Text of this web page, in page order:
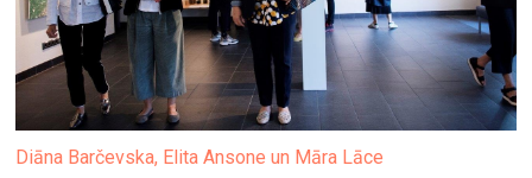
Diāna Barčevska, Elita Ansone un Māra Lāce